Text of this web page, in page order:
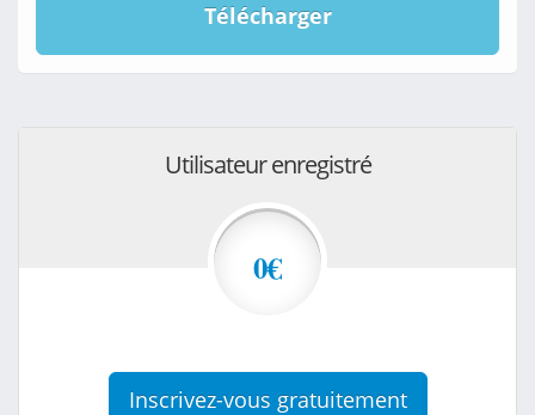
Télécharger
Utilisateur enregistré
0€
Inscrivez-vous gratuitement